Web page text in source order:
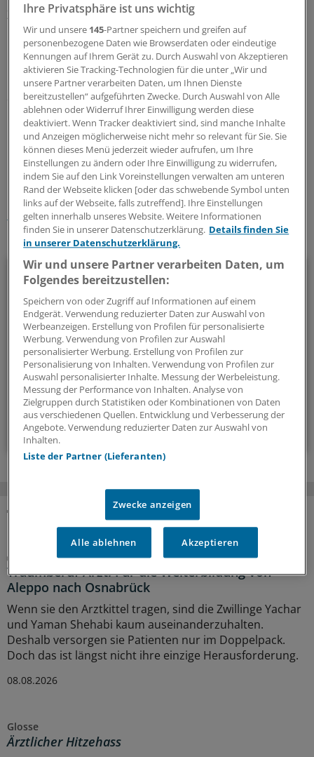
Zukunft.
Dabei setze die Telekom langfristig auf Cloud-Lösungen.
Die Kunden sollen künftig etwa ihr KIS aus der Wolke
beziehen und beispielsweise ihre Langzeitarchive über
die Telekom-Netze aus den hochsicheren
Rechenzentren des Konzerns nutzen.(eb)
Schlagworte:
Klinik-Management Praxis-EDV
Ihr Newsletter zum Thema
Beruf & Alltag
Die Sonntagslektüre: Lesen Sie Wissenswertes und
Nützliches für Ihre tägliche Arbeit, lassen Sie sich von
Kolleginnen und Kollegen inspirieren - und seien Sie immer
einen Schritt voraus.
wöchentlich (Sonntag)
Zum Abonnieren bitte anmelden
MEHR ZUM THEMA
Traumberuf Arzt: Für die Weiterbildung von
Aleppo nach Osnabrück
Wenn sie den Arztkittel tragen, sind die Zwillinge Yachar
und Yaman Shehabi kaum auseinanderzuhalten.
Deshalb versorgen sie Patienten nur im Doppelpack.
Doch das ist längst nicht ihre einzige Herausforderung.
08.08.2026
Glosse
Ärztlicher Hitzehass
Ihre Privatsphäre ist uns wichtig
Wir und unsere 145-Partner speichern und greifen auf
personenbezogene Daten wie Browserdaten oder eindeutige
Kennungen auf Ihrem Gerät zu. Durch Auswahl von Akzeptieren
aktivieren Sie Tracking-Technologien für die unter „Wir und
unsere Partner verarbeiten Daten, um Ihnen Dienste
bereitzustellen“ aufgeführten Zwecke. Durch Auswahl von Alle
ablehnen oder Widerruf Ihrer Einwilligung werden diese
deaktiviert. Wenn Tracker deaktiviert sind, sind manche Inhalte
und Anzeigen möglicherweise nicht mehr so relevant für Sie. Sie
können dieses Menü jederzeit wieder aufrufen, um Ihre
Einstellungen zu ändern oder Ihre Einwilligung zu widerrufen,
indem Sie auf den Link Voreinstellungen verwalten am unteren
Rand der Webseite klicken [oder das schwebende Symbol unten
links auf der Webseite, falls zutreffend]. Ihre Einstellungen
gelten innerhalb unseres Website. Weitere Informationen
finden Sie in unserer Datenschutzerklärung. Details finden Sie
in unserer Datenschutzerklärung.
Wir und unsere Partner verarbeiten Daten, um
Folgendes bereitzustellen:
Speichern von oder Zugriff auf Informationen auf einem
Endgerät. Verwendung reduzierter Daten zur Auswahl von
Werbeanzeigen. Erstellung von Profilen für personalisierte
Werbung. Verwendung von Profilen zur Auswahl
personalisierter Werbung. Erstellung von Profilen zur
Personalisierung von Inhalten. Verwendung von Profilen zur
Auswahl personalisierter Inhalte. Messung der Werbeleistung.
Messung der Performance von Inhalten. Analyse von
Zielgruppen durch Statistiken oder Kombinationen von Daten
aus verschiedenen Quellen. Entwicklung und Verbesserung der
Angebote. Verwendung reduzierter Daten zur Auswahl von
Inhalten.
Liste der Partner (Lieferanten)
Zwecke anzeigen
Alle ablehnen Akzeptieren